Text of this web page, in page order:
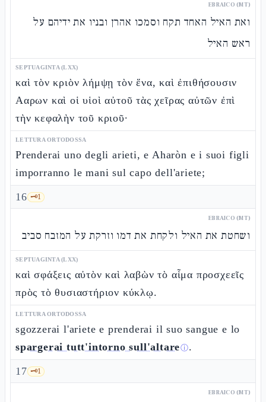
EBRAICO (MT)
ואת האיל האחד תקח וסמכו אהרן ובניו את ידיהם על
ראש האיל
SEPTUAGINTA (LXX)
καὶ τὸν κριὸν λήμψῃ τὸν ἕνα, καὶ ἐπιθήσουσιν
Ααρων καὶ οἱ υἱοὶ αὐτοῦ τὰς χεῖρας αὐτῶν ἐπὶ
τὴν κεφαλὴν τοῦ κριοῦ·
LETTURA ORTODOSSA
Prenderai uno degli arieti, e Aharòn e i suoi figli
imporranno le mani sul capo dell'ariete;
16 🗝️1
EBRAICO (MT)
ושחטת את האיל ולקחת את דמו וזרקת על המזבח סביב
SEPTUAGINTA (LXX)
καὶ σφάξεις αὐτὸν καὶ λαβὼν τὸ αἷμα προσχεεῖς
πρὸς τὸ θυσιαστήριον κύκλῳ.
LETTURA ORTODOSSA
sgozzerai l'ariete e prenderai il suo sangue e lo
spargerai tutt'intorno sull'altareⓘ.
17 🗝️1
EBRAICO (MT)